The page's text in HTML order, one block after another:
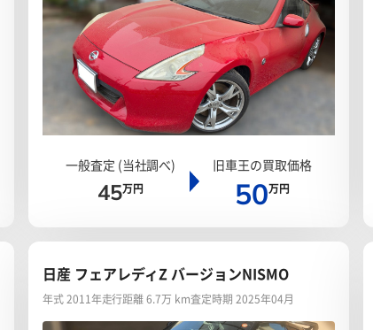
一般査定 (当社調べ)
45万円
旧車王の買取価格
50万円
日産 フェアレディZ バージョンNISMO
年式 2011年走行距離 6.7万 km査定時期 2025年04月